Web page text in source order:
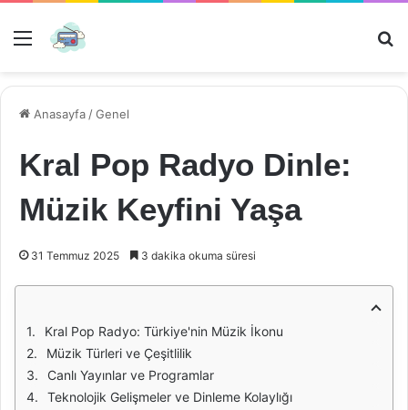
Menü
Anasayfa /Genel
Kral Pop Radyo Dinle:
Müzik Keyfini Yaşa
31 Temmuz 2025 3 dakika okuma süresi
Kral Pop Radyo: Türkiye'nin Müzik İkonu
Müzik Türleri ve Çeşitlilik
Canlı Yayınlar ve Programlar
Teknolojik Gelişmeler ve Dinleme Kolaylığı